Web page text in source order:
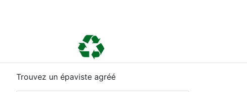
Trouvez un épaviste agréé